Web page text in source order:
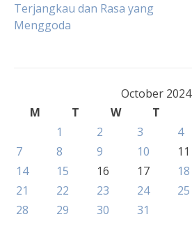
navigation
Terjangkau dan Rasa yang
Menggoda
October 2024
M
T W T
1
2 3 4
7
8 9 10 11
14
15 16 17 18
21
22 23 24 25
28
29 30 31